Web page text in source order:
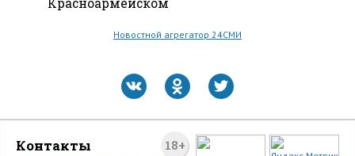
Красноармейском
Новостной агрегатор 24СМИ
18+
Контакты